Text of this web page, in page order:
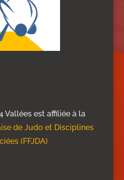
Vallées est affiliée à la
de Judo et Disciplines
(FFJDA)